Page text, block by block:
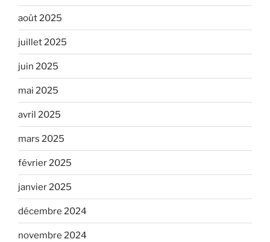
août 2025
juillet 2025
juin 2025
mai 2025
avril 2025
mars 2025
février 2025
janvier 2025
décembre 2024
novembre 2024